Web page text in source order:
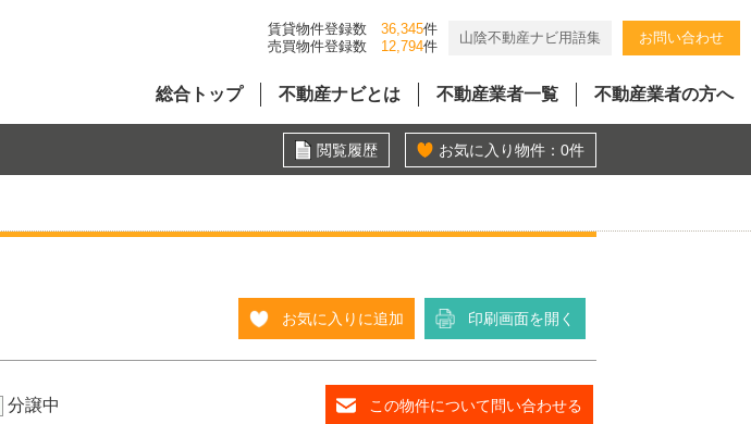
賃貸物件登録数 36,345件
売買物件登録数
12,794件
山陰不動産ナビ用語集 お問い合わせ
総合トップ 不動産ナビとは 不動産業者一覧 不動産業者の方へ
閲覧履歴 お気に入り物件： 0件
お気に入りに追加 印刷画面を開く
分譲中 この物件について問い合わせる